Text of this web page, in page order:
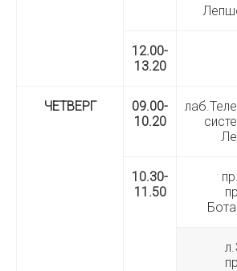
12.00-
13.20
ЧЕТВЕРГ
09.00-
10.20
10.30-
11.50